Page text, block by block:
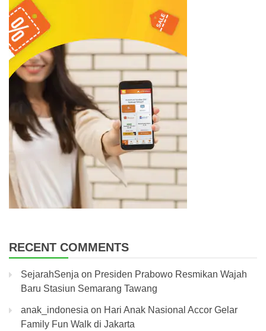
RECENT COMMENTS
SejarahSenja on Presiden Prabowo Resmikan Wajah
Baru Stasiun Semarang Tawang
anak_indonesia on Hari Anak Nasional Accor Gelar
Family Fun Walk di Jakarta